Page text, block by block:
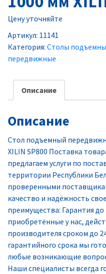
Цену уточняйте
Артикул: 11141
Категория: Столы
передвижные
Описание
Описание
Стол подъемный
XILIN SP800 Поставка
предлагаем услуги по
территории Республики
проверенными
качество и надёжность
преимущества: Гарантия
приобретённые у нас,
производителя сроком до
гарантийного срока мы
любые возникающие
Наши специалисты всегда